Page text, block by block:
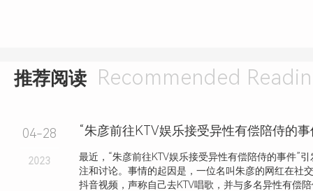
推荐阅读 Recommended
04-28
2023
“朱彦前往KTV娱乐接受异性有偿陪侍的
最近，“朱彦前往KTV娱乐接受异性有偿陪侍的事件”
注和讨论。事情的起因是，一位名叫朱彦的网红在社
抖音视频，声称自己去KTV唱歌，并与多名异性有偿陪